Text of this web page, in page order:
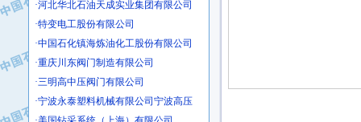
·特变电工股份有限公司
·中国石化镇海炼油化工股份有限公司
·重庆川东阀门制造有限公司
·三明高中压阀门有限公司
·宁波永泰塑料机械有限公司宁波高压
·美国钻采系统（上海）有限公司